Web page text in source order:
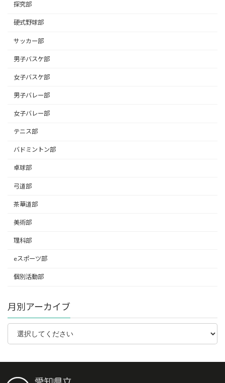
探究部
硬式野球部
サッカー部
男子バスケ部
女子バスケ部
男子バレー部
女子バレー部
テニス部
バドミントン部
卓球部
弓道部
茶華道部
美術部
理科部
eスポーツ部
個別活動部
月別アーカイブ